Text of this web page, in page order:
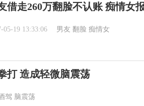
借走260万翻脸不认账 痴情女
05-19 13:33:06 男友 翻脸 痴情女
打 造成轻微脑震荡
驾 脑震荡